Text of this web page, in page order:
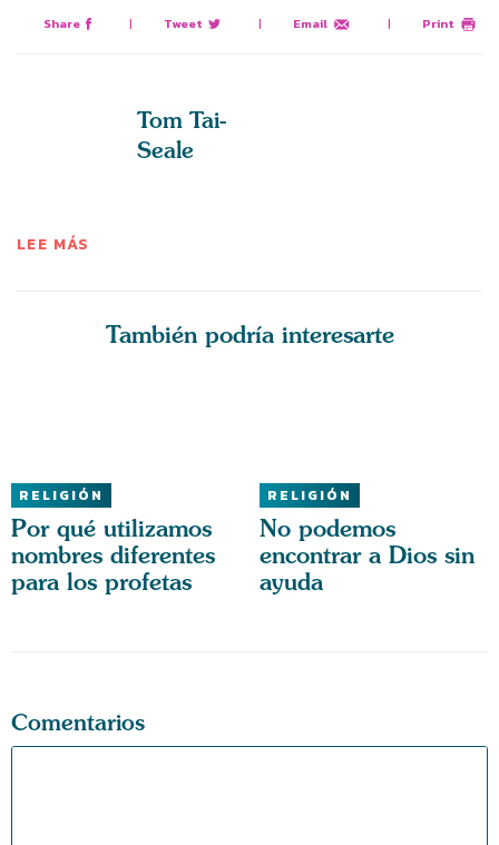
Share | Tweet | Email | Print
Tom Tai-
Seale
LEE MÁS
También podría interesarte
RELIGIÓN
Por qué utilizamos
nombres diferentes
para los profetas
RELIGIÓN
No podemos
encontrar a Dios sin
ayuda
Comentarios